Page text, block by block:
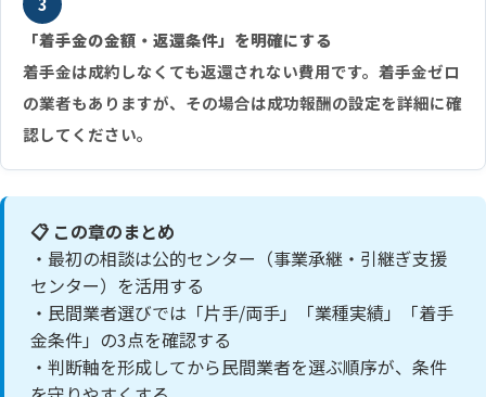
「着手金の金額・返還条件」を明確にする
着手金は成約しなくても返還されない費用です。着手金ゼロ
の業者もありますが、その場合は成功報酬の設定を詳細に確
認してください。
📋 この章のまとめ
・最初の相談は公的センター（事業承継・引継ぎ支援
センター）を活用する
・民間業者選びでは「片手/両手」「業種実績」「着手
金条件」の3点を確認する
・判断軸を形成してから民間業者を選ぶ順序が、条件